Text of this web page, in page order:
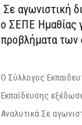
Σε αγωνιστική
ο ΣΕΠΕ Ημαθίας
προβλήματα των
Ο Σύλλογος
Εκπαίδευσης
Αναλυτικά Σε